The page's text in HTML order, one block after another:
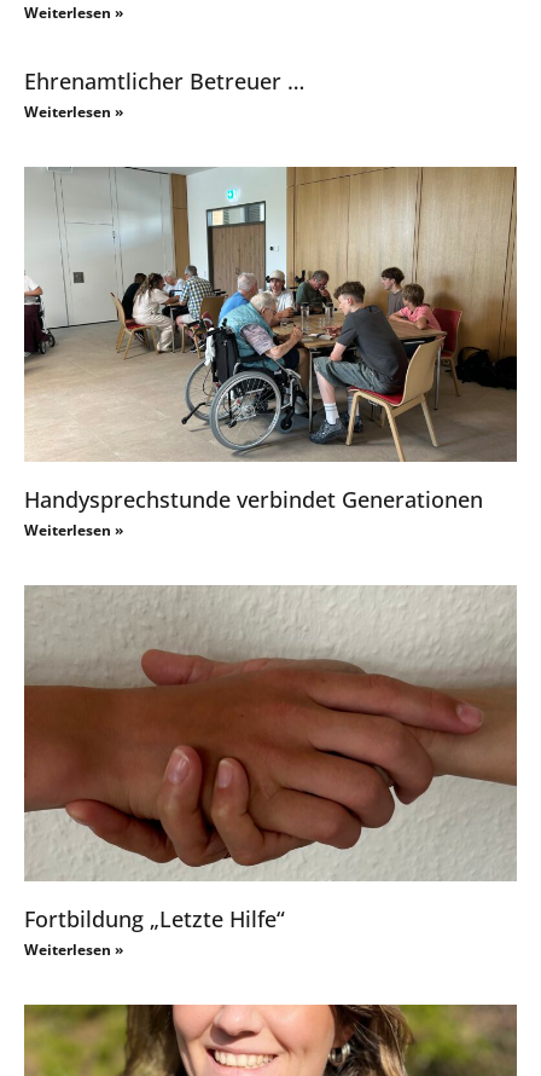
Weiterlesen »
Ehrenamtlicher Betreuer …
Weiterlesen »
Handysprechstunde verbindet Generationen
Weiterlesen »
Fortbildung „Letzte Hilfe“
Weiterlesen »